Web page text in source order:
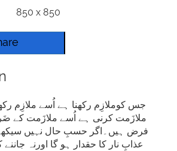
850 x 850
جس کوملازِم رکھنا ہے اُسے ملازِم
ملازَمت کرنی ہے اُسے ملازَمت کے
فرض ہیں۔اگر حسبِ حال نہیں سیکھے
عذابِ نار کا حقدار ہو گا اورنہ